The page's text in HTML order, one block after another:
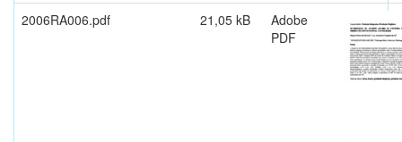
2006RA006.pdf
21,05 kB
Adobe
PDF